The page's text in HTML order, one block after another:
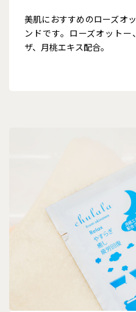
美肌におすすめのローズオ
ンドです。ローズオット
ザ、月桃エキス配合。